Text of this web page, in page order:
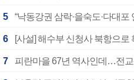
5 “낙동강권 삼락·을숙도·다대
6 [사설] 해수부 신청사 북항으로
7 피란마을 67년 역사인데…전